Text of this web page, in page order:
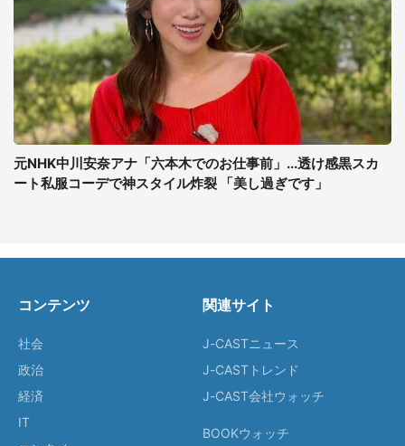
元NHK中川安奈アナ「六本木でのお仕事前」...透け感黒スカ
ート私服コーデで神スタイル炸裂 「美し過ぎです」
コンテンツ
社会
政治
経済
IT
関連サイト
J-CASTニュース
J-CASTトレンド
J-CAST会社ウォッチ
BOOKウォッチ